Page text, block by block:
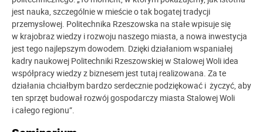
jest nauka, szczególnie w mieście o tak bogatej tradycji
przemysłowej. Politechnika Rzeszowska na stałe wpisuje się
w krajobraz wiedzy i rozwoju naszego miasta, a nowa inwestycja
jest tego najlepszym dowodem. Dzięki działaniom wspaniałej
kadry naukowej Politechniki Rzeszowskiej w Stalowej Woli idea
współpracy wiedzy z biznesem jest tutaj realizowana. Za te
działania chciałbym bardzo serdecznie podziękować i życzyć, aby
ten sprzęt budował rozwój gospodarczy miasta Stalowej Woli
i całego regionu”.